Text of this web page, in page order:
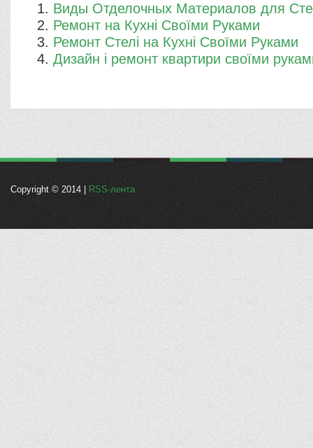
Виды Отделочных Материалов для
Ремонт на Кухні Своїми Руками
Ремонт Стелі на Кухні Своїми Руками
Дизайн і ремонт квартири своїми
Copyright © 2014 | RSS-лента